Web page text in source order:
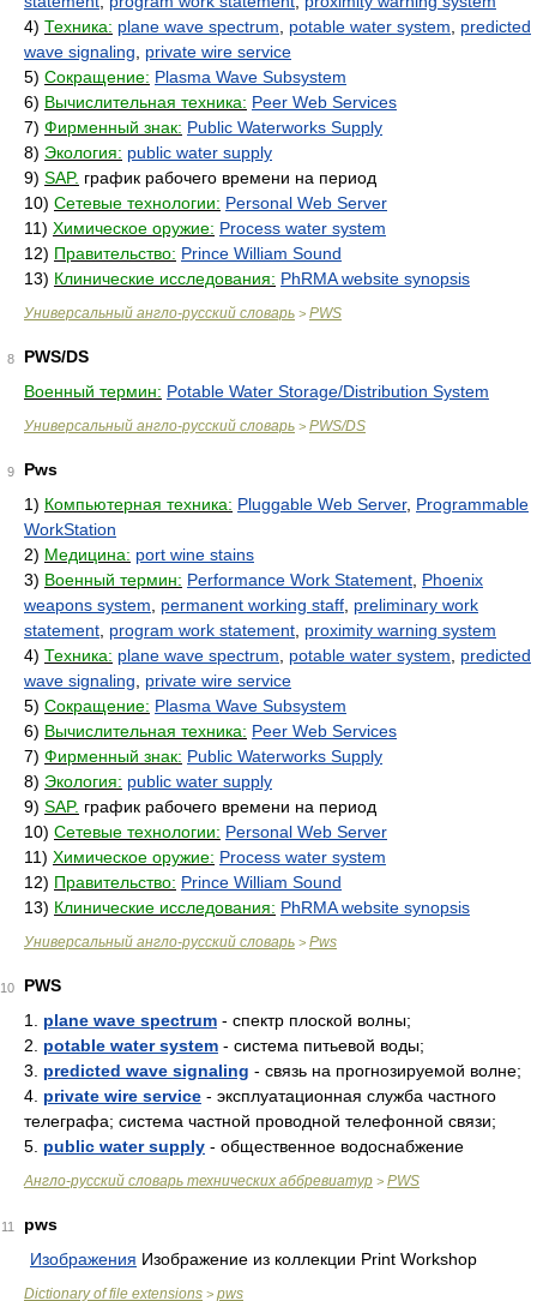
4) Техника: plane wave spectrum potable water system
predicted
wave signaling
private wire service
5) Сокращение: Plasma Wave Subsystem
6) Вычислительная техника: Peer Web Services
7) Фирменный знак: Public Waterworks Supply
8) Экология: public water supply
9) SAP. график рабочего времени на период
10) Сетевые технологии: Personal Web Server
11) Химическое оружие: Process water system
12) Правительство: Prince William Sound
13) Клинические исследования: PhRMA website synopsis
Универсальный англо-русский словарь > PWS
8
PWS/DS
Военный термин: Potable Water Storage/Distribution System
Универсальный англо-русский словарь > PWS/DS
9
Pws
1) Компьютерная техника: Pluggable Web Server, Programmable
WorkStation
2) Медицина: port wine stains
3) Военный термин: Performance Work Statement Phoenix
weapons system
permanent working staff preliminary work
statement program work statement proximity warning system
4) Техника: plane wave spectrum potable water system
predicted
wave signaling
private wire service
5) Сокращение: Plasma Wave Subsystem
6) Вычислительная техника: Peer Web Services
7) Фирменный знак: Public Waterworks Supply
8) Экология: public water supply
9) SAP. график рабочего времени на период
10) Сетевые технологии: Personal Web Server
11) Химическое оружие: Process water system
12) Правительство: Prince William Sound
13) Клинические исследования: PhRMA website synopsis
Универсальный англо-русский словарь > Pws
10
PWS
1. plane wave spectrum - спектр плоской волны;
2. potable water system - система питьевой воды;
3. predicted wave signaling - связь на прогнозируемой волне;
4. private wire service - эксплуатационная служба частного
телеграфа; система частной проводной телефонной связи;
5. public water supply - общественное водоснабжение
Англо-русский словарь технических аббревиатур > PWS
11
pws
Изображения Изображение из коллекции Print Workshop
Dictionary of file extensions > pws